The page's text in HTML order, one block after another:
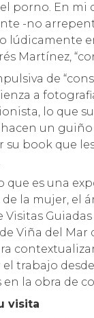
porno. En mi
-no
lúdicamente
Martínez,
de
a
lo que
un
su book que
que es una
la mujer, el
Visitas
Viña del
trabajo
en la obra de
visita